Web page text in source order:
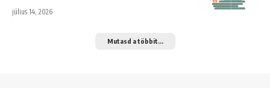
július 14, 2026
Mutasd a többit...